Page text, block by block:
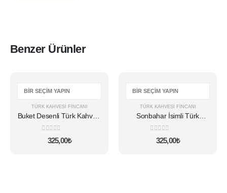
Benzer Ürünler
ürünün
fazla
TÜRK KAHVESI FINCANI
Buket Desenli Türk Kahvesi
Fincanı
5 üzerinden
325,00₺
ürünün
TÜRK KAHVESI FINCANI
Sonbahar İsimli Türk
Kahvesi Fincanı
5 üzerinden
325,00₺